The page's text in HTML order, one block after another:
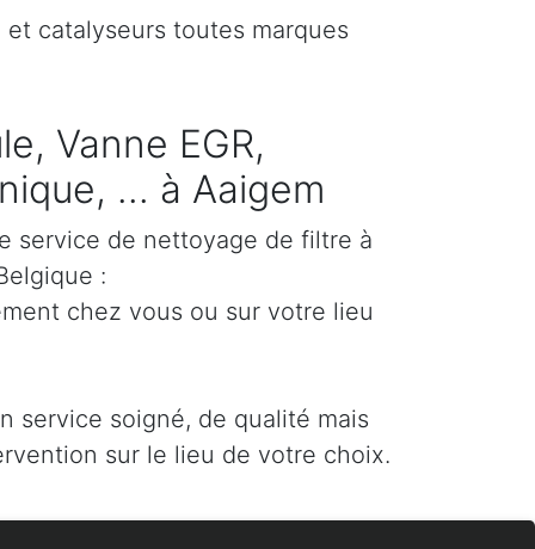
catalyseurs toutes marques
Vanne EGR,
... à Aaigem
service de nettoyage de filtre à
:
chez vous ou sur votre lieu
service soigné, de qualité mais
sur le lieu de votre choix.